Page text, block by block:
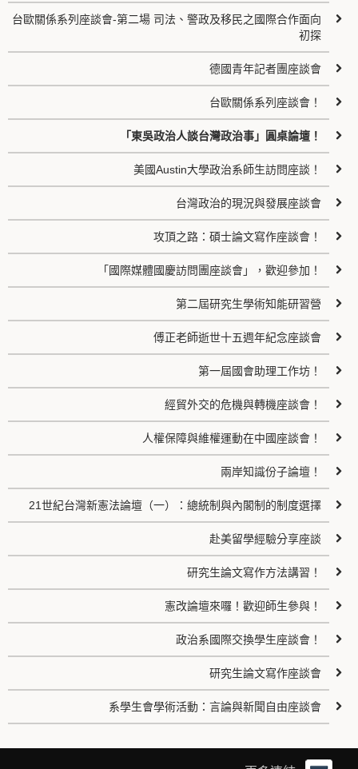
台歐關係系列座談會-第二場 司法、警政及移民之國際合作面向
初探
德國青年記者團座談會
台歐關係系列座談會！
「東吳政治人談台灣政治事」圓桌論壇！
美國Austin大學政治系師生訪問座談！
台灣政治的現況與發展座談會
攻頂之路：碩士論文寫作座談會！
「國際媒體國慶訪問團座談會」，歡迎參加！
第二屆研究生學術知能研習營
傅正老師逝世十五週年紀念座談會
第一屆國會助理工作坊！
經貿外交的危機與轉機座談會！
人權保障與維權運動在中國座談會！
兩岸知識份子論壇！
21世紀台灣新憲法論壇（一）：總統制與內閣制的制度選擇
赴美留學經驗分享座談
研究生論文寫作方法講習！
憲改論壇來囉！歡迎師生參與！
政治系國際交換學生座談會！
研究生論文寫作座談會
系學生會學術活動：言論與新聞自由座談會